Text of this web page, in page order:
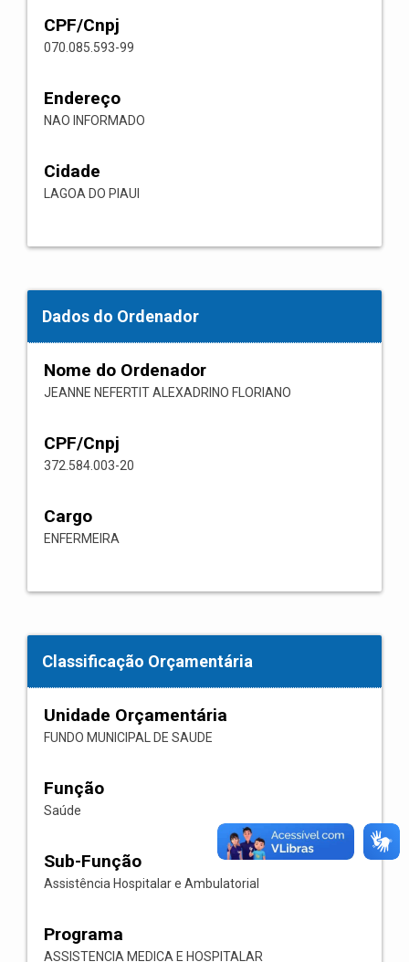
CPF/Cnpj
070.085.593-99
Endereço
NAO INFORMADO
Cidade
LAGOA DO PIAUI
Dados do Ordenador
Nome do Ordenador
JEANNE NEFERTIT ALEXADRINO FLORIANO
CPF/Cnpj
372.584.003-20
Cargo
ENFERMEIRA
Classificação Orçamentária
Unidade Orçamentária
FUNDO MUNICIPAL DE SAUDE
Função
Saúde
Sub-Função
Assistência Hospitalar e Ambulatorial
Programa
ASSISTENCIA MEDICA E HOSPITALAR